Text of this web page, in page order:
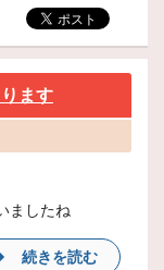
ます
ましたね
続きを読む